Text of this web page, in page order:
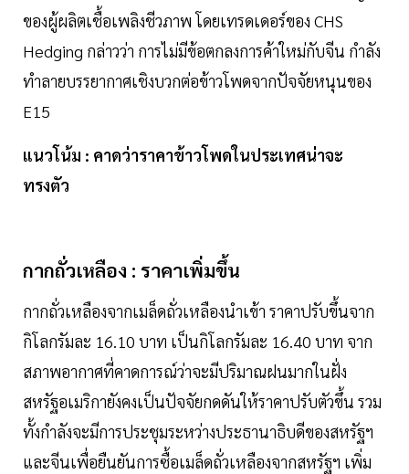
ของผู้ผลิตเชื้อเพลิงชีวภาพ โดยเทรดเดอร์ของ CHS
Hedging กล่าวว่า การไม่มีข้อตกลงการค้าใหม่กับจีน กำลัง
ทำลายบรรยากาศเชิงบวกต่อข้าวโพดจากปัจจัยหนุนของ
E15
แนวโน้ม : คาดว่าราคาข้าวโพดในประเทศน่าจะ
ทรงตัว
กากถั่วเหลือง : ราคาเพิ่มขึ้น
กากถั่วเหลืองจากเมล็ดถั่วเหลืองนำเข้า ราคาปรับขึ้นจาก
กิโลกรัมละ 16.10 บาท เป็นกิโลกรัมละ 16.40 บาท จาก
สภาพอากาศที่คาดการณ์ว่าจะมีปริมาณฝนมากในฝั่ง
สหรัฐอเมริกายังคงเป็นปัจจัยกดดันให้ราคาปรับตัวขึ้น รวม
ทั้งกำลังจะมีการประชุมระหว่างประธานาธิบดีของสหรัฐฯ
และจีนเพื่อยืนยันการซื้อเมล็ดถั่วเหลืองจากสหรัฐฯ เพิ่ม